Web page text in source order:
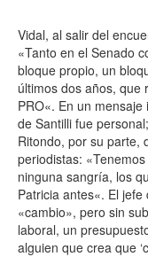
Vidal, al salir del
«Tanto en el Senado
bloque propio, un
últimos dos años, que
PRO«. En un
de Santilli fue
Ritondo, por su parte,
periodistas:
ninguna sangría, los
Patricia antes«. El
«cambio», pero sin
laboral, un
alguien que crea que